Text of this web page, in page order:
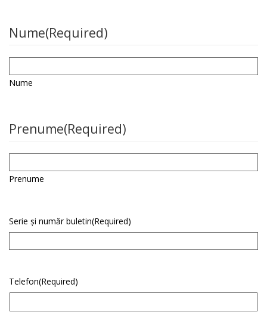
Nume(Required)
Nume
Prenume(Required)
Prenume
Serie și număr buletin(Required)
Telefon(Required)